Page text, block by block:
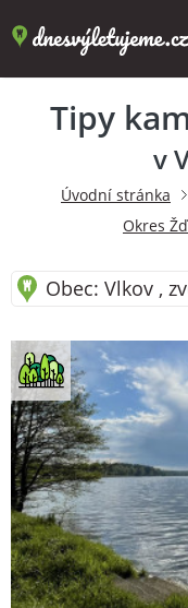
Tipy
v
Úvodní stránka
Okres
Obec: Vlkov ,